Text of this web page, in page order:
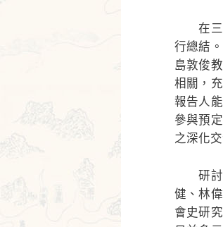
在三
行總結
島敦俊
相關，
報告人
參與預
之深化交
研討
健、林
會史研